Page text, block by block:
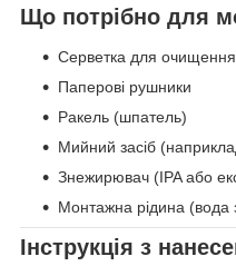
Що потрібно для
Серветка для
Паперові рушники
Ракель (шпатель)
Мийний засіб
Знежирювач (IPA або
Монтажна рідина (вода
Інструкція з